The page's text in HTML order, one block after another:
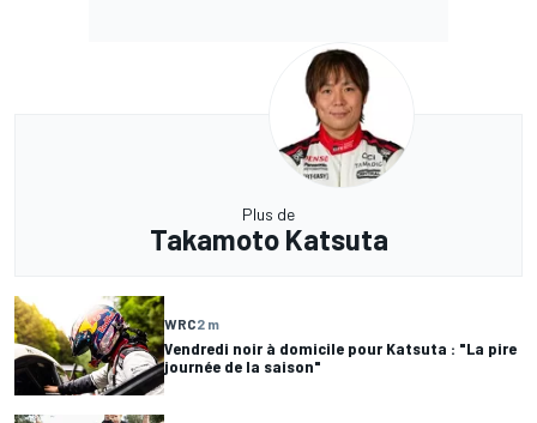
Plus de
Takamoto Katsuta
WRC2 m
Vendredi noir à domicile pour Katsuta : "La pire
journée de la saison"